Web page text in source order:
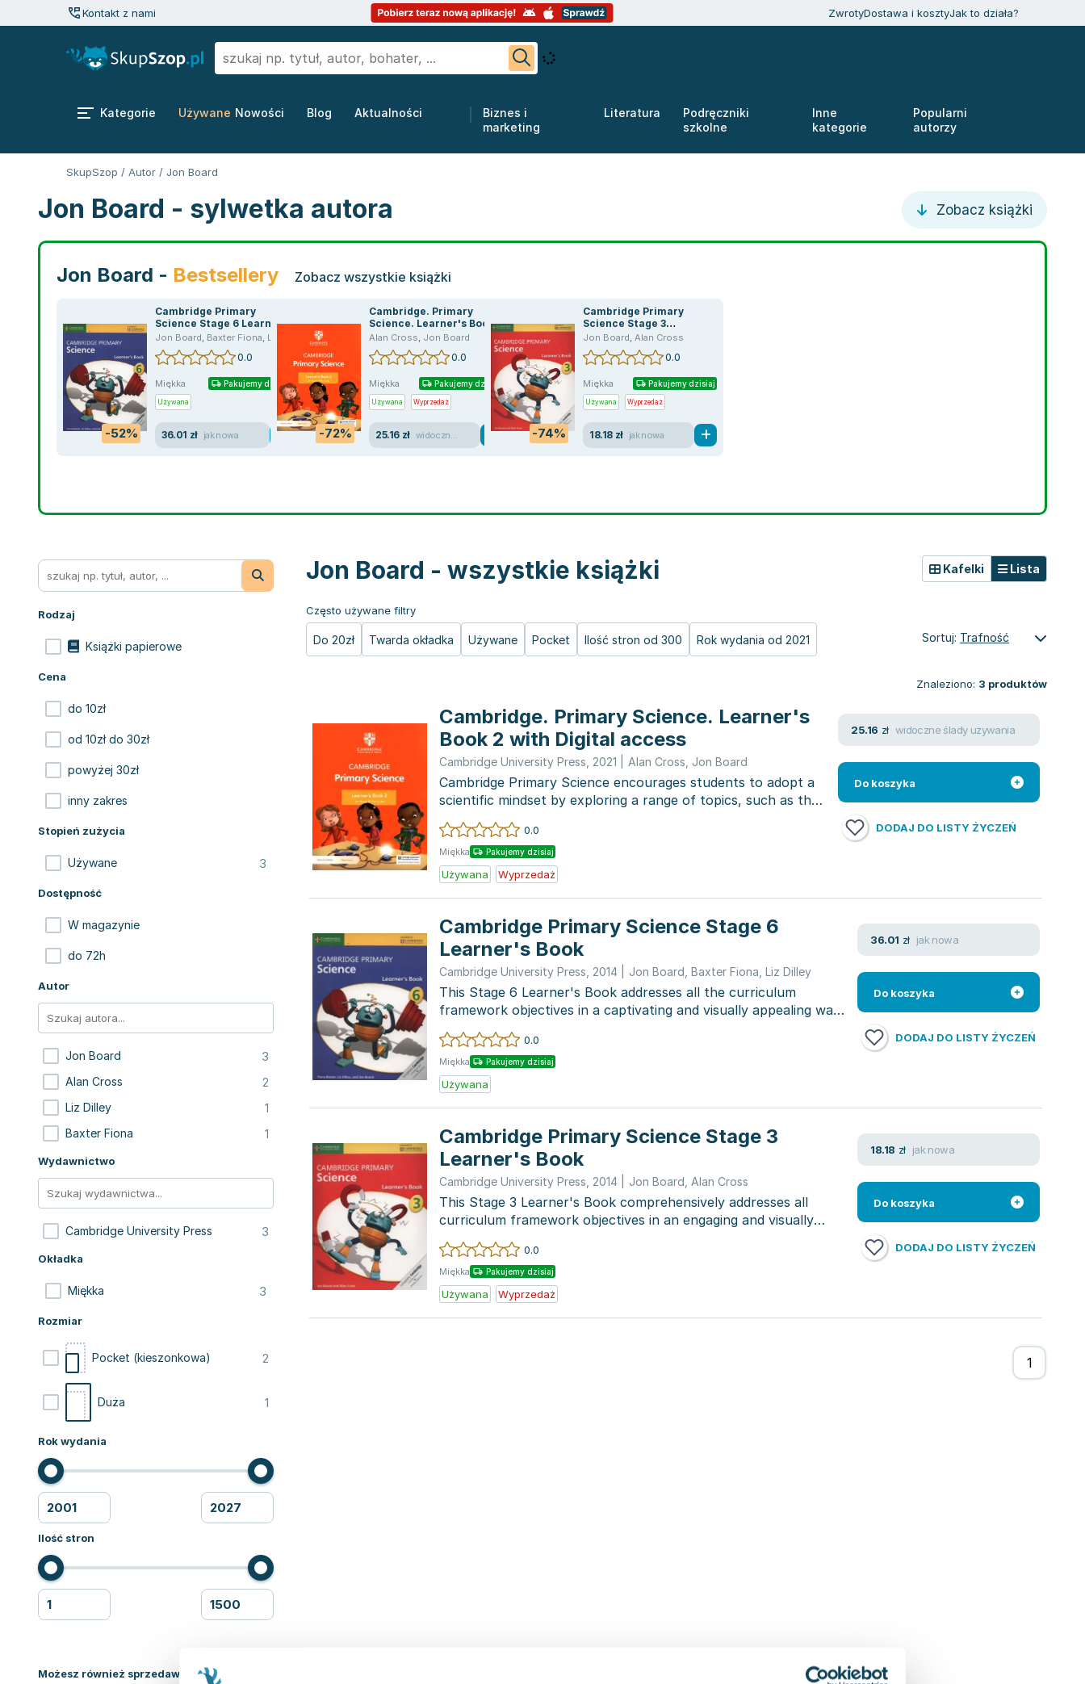
Kontakt z nami ZwrotyDostawa i kosztyJak to działa?
Kategorie Używane Nowości Blog Aktualności
Biznes i
marketing
Literatura
Podręczniki
szkolne
Inne
kategorie
Popularni
autorzy
SkupSzop / Autor / Jon Board
Jon Board - sylwetka autora Zobacz książki
Jon Board - Bestsellery Zobacz wszystkie książki
-52%
Cambridge Primary
Science Stage 6 Learner's
Book
Jon Board, Baxter Fiona, Liz Dilley
0.0
Miękka Pakujemy dzisiaj
Używana
36.01 zł jak nowa -72%
Cambridge. Primary
Science. Learner's Book 2
with Digital access
Alan Cross, Jon Board
0.0
Miękka Pakujemy dzisiaj
Używana Wyprzedaż
25.16 zł -74%
Cambridge Primary
Science Stage 3
Learner's Book
Jon Board, Alan Cross
0.0
Miękka Pakujemy dzisiaj
Używana Wyprzedaż
18.18 zł jak nowa
Rodzaj
Książki papierowe
Cena
do 10zł
od 10zł do 30zł
powyżej 30zł
inny zakres
Stopień zużycia
Używane 3
Dostępność
W magazynie
do 72h
Autor
Jon Board 3
Alan Cross 2
Liz Dilley 1
Baxter Fiona 1
Wydawnictwo
Cambridge University Press 3
Okładka
Miękka 3
Rozmiar
Pocket (kieszonkowa) 2
Duża 1
Rok wydania
Ilość stron
Możesz również sprzedawać ksiązki!
Jon Board - wszystkie książki
Często używane filtry
Do 20zł Twarda okładka Używane Pocket Ilość stron od 300 Rok wydania od 2021
Kafelki Lista
Sortuj: Trafność
Znaleziono: 3 produktów
Cambridge. Primary Science. Learner's
Book 2 with Digital access
Cambridge University Press 2021 Alan Cross Jon Board
Cambridge Primary Science encourages students to adopt a
scientific mindset by exploring a range of topics, such as the
effects of...
0.0
Miękka Pakujemy dzisiaj
Używana Wyprzedaż
25.16 zł widoczne ślady używania
Do koszyka
DODAJ DO LISTY ŻYCZEŃ
Cambridge Primary Science Stage 6
Learner's Book
Cambridge University Press 2014 Jon Board Baxter Fiona Liz Dilley
This Stage 6 Learner's Book addresses all the curriculum
framework objectives in a captivating and visually appealing way.
It enco...
0.0
Miękka Pakujemy dzisiaj
Używana
36.01 zł jak nowa
Do koszyka
DODAJ DO LISTY ŻYCZEŃ
Cambridge Primary Science Stage 3
Learner's Book
Cambridge University Press 2014 Jon Board Alan Cross
This Stage 3 Learner's Book comprehensively addresses all
curriculum framework objectives in an engaging and visually
appealing wa...
0.0
Miękka Pakujemy dzisiaj
Używana Wyprzedaż
18.18 zł jak nowa
Do koszyka
DODAJ DO LISTY ŻYCZEŃ